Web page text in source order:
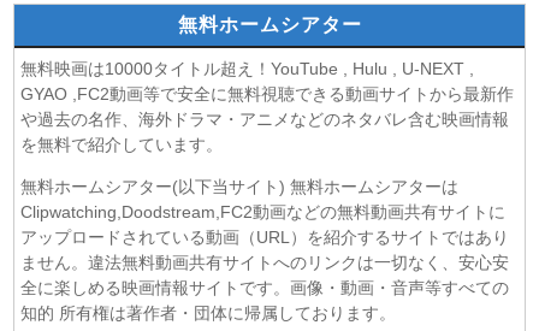
領民0人スタートの辺境領主様 第6話
(07/08)しもべの王子様 第6話
(07/08)転生したらスライムだった件 第4期 第17話
(07/08) 金曜ロードショー 動画 2026年8月7日
(07/08)Tシャツが乾くまで 第5話
(07/08) 乙女怪獣キャラメリゼ 第6話
(07/08) チョッちゃん 第87話
(07/08)ひまわり 第95話
(07/08)マッサン 第19話
(07/08)風、薫る 第95話
無料ホームシアター
無料映画は10000タイトル超え！YouTube , Hulu , U-NEXT ,
GYAO ,FC2動画等で安全に無料視聴できる動画サイトから最新作
や過去の名作、海外ドラマ・アニメなどのネタバレ含む映画情報
を無料で紹介しています。
無料ホームシアター(以下当サイト) 無料ホームシアターは
Clipwatching,Doodstream,FC2動画などの無料動画共有サイトに
アップロードされている動画（URL）を紹介するサイトではあり
ません。違法無料動画共有サイトへのリンクは一切なく、安心安
全に楽しめる映画情報サイトです。画像・動画・音声等すべての
知的 所有権は著作者・団体に帰属しております。